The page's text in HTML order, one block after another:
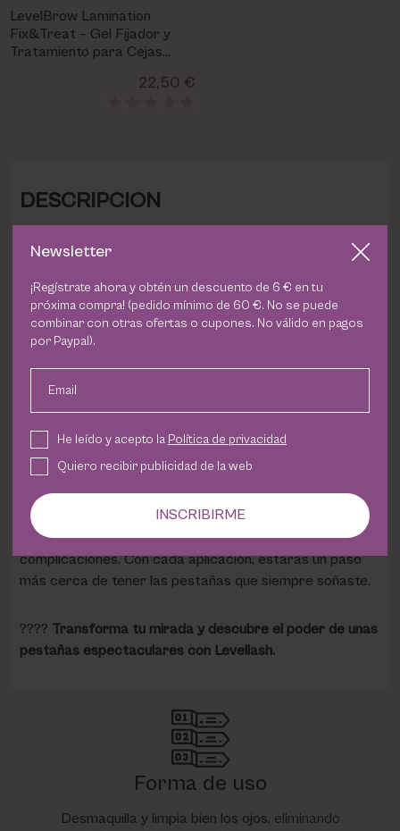
LevelBrow Lamination
Fix&Treat – Gel Fijador y
Tratamiento para Cejas
22,50 €
DESCRIPCION
Dile adiós a las pestañas cortas, débiles y sin vida. Con
volumen y longitud de manera natural.
Su fórmula innovadora actúa desde la raíz, estimulando
luzcan más largas, densas y resistentes. En solo unas
saludable.
Olvídate de las extensiones o los tratamientos costosos.
Levellash es fácil de aplicar, seguro y efectivo
, pensado
para mujeres que quieren realzar su mirada sin
complicaciones. Con cada aplicación, estarás un paso
más cerca de tener las pestañas que siempre soñaste.
???? Transforma tu mirada y descubre el poder de unas
pestañas espectaculares con Levellash.
Forma de uso
Desmaquilla y limpia bien los ojos, eliminando
Newsletter
¡Regístrate ahora y obtén un descuento de 6 € en tu
próxima compra! (pedido mínimo de 60 €. No se puede
combinar con otras ofertas o cupones. No válido en pagos
por Paypal).
Email
He leído y acepto la Política de privacidad
Quiero recibir publicidad de la web
INSCRIBIRME